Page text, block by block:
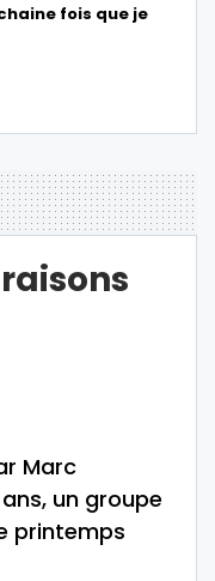
fois que je
Marc
un groupe
printemps